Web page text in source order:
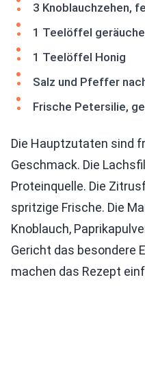
3 Knoblauchzehen,
1 Teelöffel
1 Teelöffel Honig
Salz und Pfeffer
Frische Petersilie,
Die Hauptzutaten sind
Geschmack. Die
Proteinquelle. Die
spritzige Frische. Die
Knoblauch,
Gericht das besondere
machen das Rezept